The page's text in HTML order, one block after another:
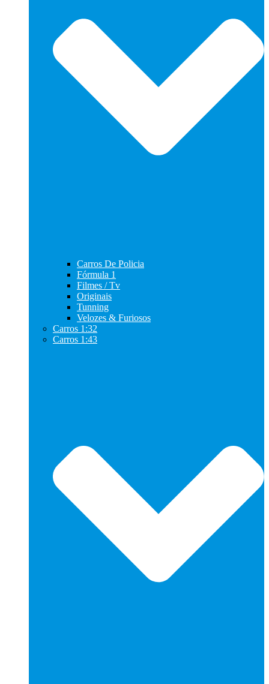
Carros De Policia
Fórmula 1
Filmes / Tv
Originais
Tunning
Velozes & Furiosos
Carros 1:32
Carros 1:43